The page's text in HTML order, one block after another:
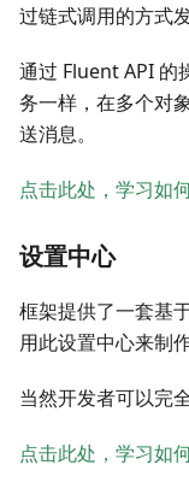
过链式调用的方式
通过 Fluent API 的
务一样，在多个对
送消息。
点击此处，学习如
设置中心
框架提供了一套基
用此设置中心来制
当然开发者可以完
点击此处，学习如